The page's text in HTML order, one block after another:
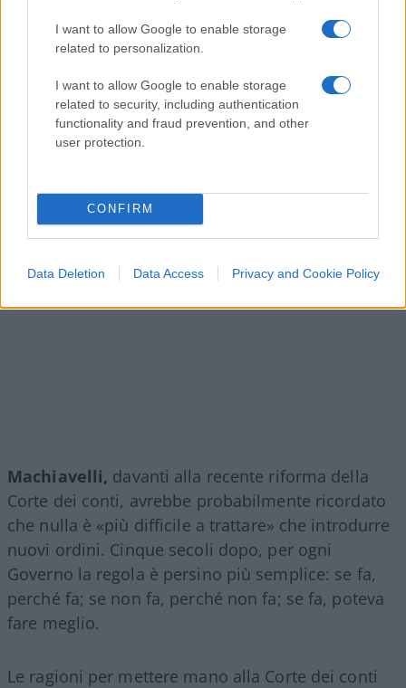
I want to allow Google to enable storage
related to personalization.
I want to allow Google to enable storage
related to security, including authentication
functionality and fraud prevention, and other
user protection.
CONFIRM
Data Deletion Data Access Privacy and Cookie Policy
Machiavelli, davanti alla recente riforma della
Corte dei conti, avrebbe probabilmente ricordato
che nulla è «più difficile a trattare» che introdurre
nuovi ordini. Cinque secoli dopo, per ogni
Governo la regola è persino più semplice: se fa,
perché fa; se non fa, perché non fa; se fa, poteva
fare meglio.
Le ragioni per mettere mano alla Corte dei conti